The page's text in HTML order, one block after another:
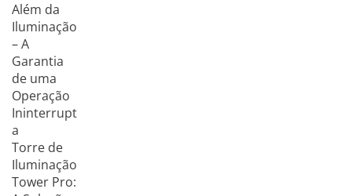
Além da
Iluminação
– A
Garantia
de uma
Operação
Ininterrupt
a
Torre de
Iluminação
Tower Pro: